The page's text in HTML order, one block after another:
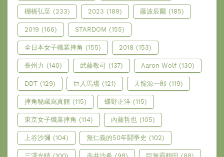
棚橋弘至 (233) 2023 (189) 藤波辰爾 (185)
2019 (166) STARDOM (155)
全日本女子職業摔角 (155) 2018 (153)
長州力 (140) 武藤敬司 (137) Aaron Wolf (130)
DDT (129) 巨人馬場 (121) 天龍源一郎 (119)
摔角秘藏寫真館 (115) 蝶野正洋 (115)
東京女子職業摔角 (114) 內藤哲也 (105)
上谷沙彌 (104) 無仁義的50年鬪爭史 (102)